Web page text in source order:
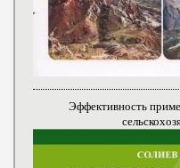
Эффективность